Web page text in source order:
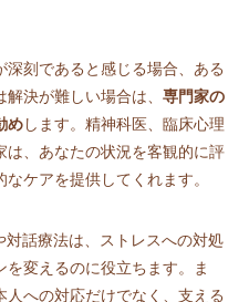
深刻であると感じる場合、ある
決が難しい場合は、 専門家の
め します。精神科医、臨床心理
は、あなたの状況を客観的に評
ケアを提供してくれます。
話療法は、ストレスへの対処
変えるのに役立ちます。ま
への対応だけでなく、支える